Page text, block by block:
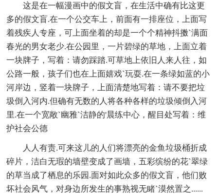
这是在一幅漫画中的假文盲，在生活中确有比这更
多的假文盲.在一个公交车上，前面有一排座位，上面写
着残疾人专座，可上面坐着的却是一个个精神抖擞`满面
春光的男女老少.在公园里，一片碧绿的草地，上面立着
一块牌子，写着：请勿踩踏.可草地上依旧人来人往，如
公路一般，孩子们也在上面嬉戏`玩耍.在一条绿如蓝的小
河岸边，竖着一块牌子，上面清楚地写着：请不要把垃
圾倒入河内.但确有无数的人将各种各样的垃圾倾倒入河
里.在一个宽敞`幽雅`洁静的'晨练中心，醒目处写着：维
护社会公德
人人有责.可来这儿的人们将漂亮的金鱼垃圾桶折成
碎片，洁白无瑕的墙壁变成了画墙，五彩缤纷的花`翠绿
的草当成了栖息的乐园.面对如此众多的假文盲，他们败
坏社会风气，对身边所发生的事熟视无睹`漠然置之......